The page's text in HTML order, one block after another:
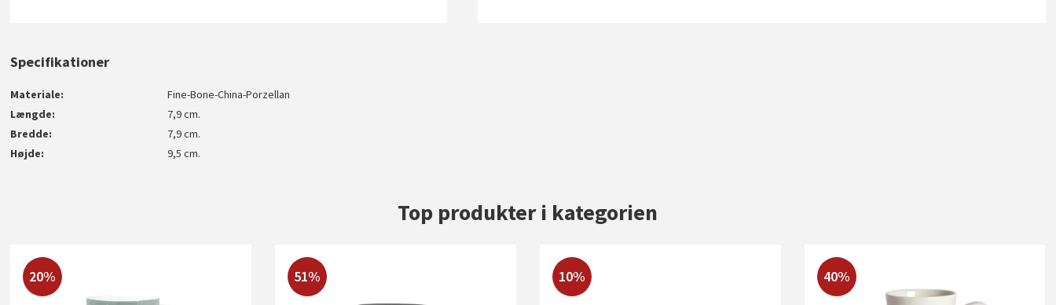
Specifikationer
Materiale
Fine-Bone-China-Porzellan
Længde
7,9 cm.
Bredde
7,9 cm.
Højde
9,5 cm.
Top produkter i kategorien
20% 51% 10% 40%